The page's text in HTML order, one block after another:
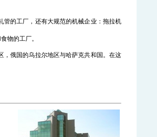
管的工厂，还有大规范的机械企业：拖拉机
物的工厂。
，俄国的乌拉尔地区与哈萨克共和国。在这